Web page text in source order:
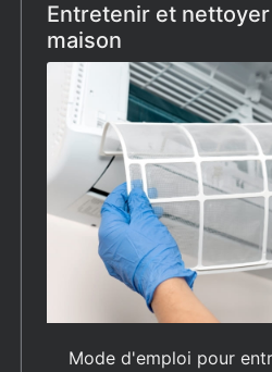
Entretenir et
maison
Mode d'emploi pour